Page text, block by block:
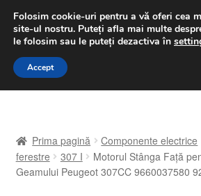
LIVRARE de la 33 lei
luni-vineri 9 a.m. - 4 p.m.031
Sari
Sari
A lua legatura
Prima pagină Componente electrice
ferestre
307 I
Motorul Stânga Față
Geamului Peugeot 307CC 9660037580
Folosim cookie-uri pentru a vă oferi cea
site-ul nostru. Puteți afla mai multe
le folosim sau le puteți dezactiva în
Accept